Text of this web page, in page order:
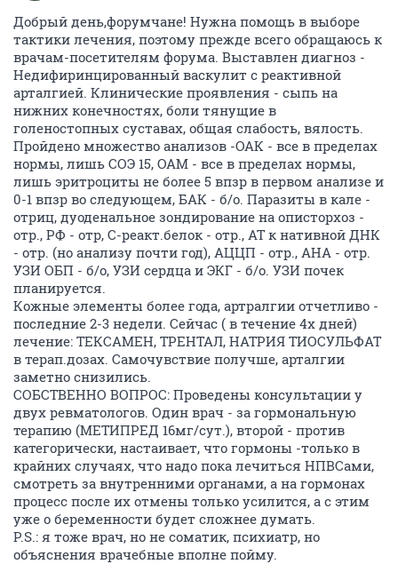
Добрый день,форумчане! Нужна помощь в выборе
тактики лечения, поэтому прежде всего обращаюсь к
врачам-посетителям форума. Выставлен диагноз -
Недифиринцированный васкулит с реактивной
арталгией. Клинические проявления - сыпь на
нижних конечностях, боли тянущие в
голеностопных суставах, общая слабость, вялость.
Пройдено множество анализов -ОАК - все в пределах
нормы, лишь СОЭ 15, ОАМ - все в пределах нормы,
лишь эритроциты не более 5 впзр в первом анализе и
0-1 впзр во следующем, БАК - б/о. Паразиты в кале -
отриц, дуоденальное зондирование на описторхоз -
отр., РФ - отр, С-реакт.белок - отр., АТ к нативной ДНК
- отр. (но анализу почти год), АЦЦП - отр., АНА - отр.
УЗИ ОБП - б/о, УЗИ сердца и ЭКГ - б/о. УЗИ почек
планируется.
Кожные элементы более года, артралгии отчетливо -
последние 2-3 недели. Сейчас ( в течение 4х дней)
лечение: ТЕКСАМЕН, ТРЕНТАЛ, НАТРИЯ ТИОСУЛЬФАТ
в терап.дозах. Самочувствие получше, арталгии
заметно снизились.
СОБСТВЕННО ВОПРОС: Проведены консультации у
двух ревматологов. Один врач - за гормональную
терапию (МЕТИПРЕД 16мг/сут.), второй - против
категорически, настаивает, что гормоны -только в
крайних случаях, что надо пока лечиться НПВСами,
смотреть за внутренними органами, а на гормонах
процесс после их отмены только усилится, а с этим
уже о беременности будет сложнее думать.
P.S.: я тоже врач, но не соматик, психиатр, но
объяснения врачебные вполне пойму.